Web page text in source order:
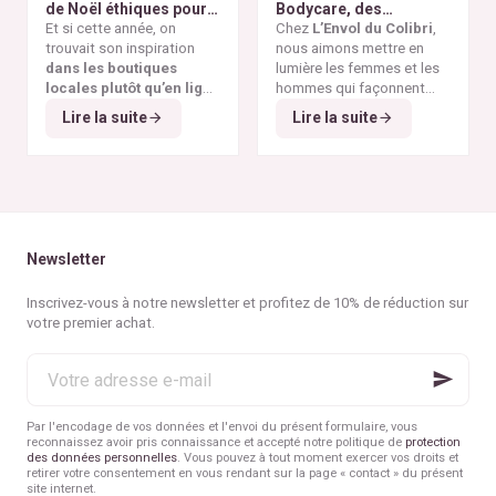
visibles de la
surproduction textile
des dérives de la
fashion
vêtement réellement
de Noël éthiques pour
tous les budgets
Et si cette année, on
trouvait son inspiration
dans les boutiques
locales plutôt qu’en ligne
Et si, cette année encore,
l’éphémère
enfindu sens, porteurs de
valeurs et d’histoire ?
excès ni culpabilité ?
Et si cette année, Noël
rimait avec éthique ?
Lire la suite
Bodycare, des
déodorants naturels et
zéro déchet A la
rencontre des Colibris
~ 6
Chez L’Envol du Colibri
nous aimons mettre en
lumière les femmes et les
hommes qui façonnent
une consommation plus
éthique et durable. Pour ce
efficaces et zéro déchet
Lire la suite
Newsletter
Inscrivez-vous à notre newsletter et profitez de 10% de réduction sur
votre premier achat.
adresse
mail
Par l'encodage de vos données et l'envoi du présent formulaire, vous
reconnaissez avoir pris connaissance et accepté notre politique de protection
des données personnelles. Vous pouvez à tout moment exercer vos droits et
retirer votre consentement en vous rendant sur la page « contact » du présent
site internet.